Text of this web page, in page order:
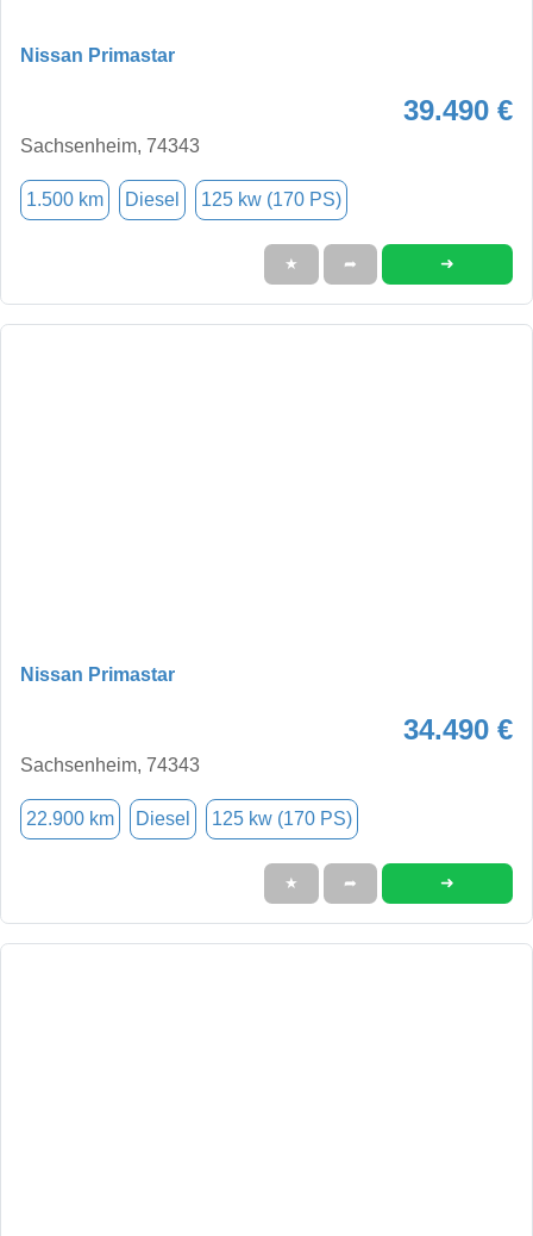
Nissan Primastar
39.490 €
Sachsenheim, 74343
1.500 km Diesel 125 kw (170 PS)
★ ➦ ➜
Nissan Primastar
34.490 €
Sachsenheim, 74343
22.900 km Diesel 125 kw (170 PS)
★ ➦ ➜